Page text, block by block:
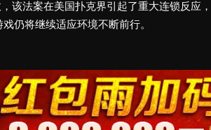
该法案在美国扑克界引起了重大连锁反应
仍将继续适应环境不断前行。